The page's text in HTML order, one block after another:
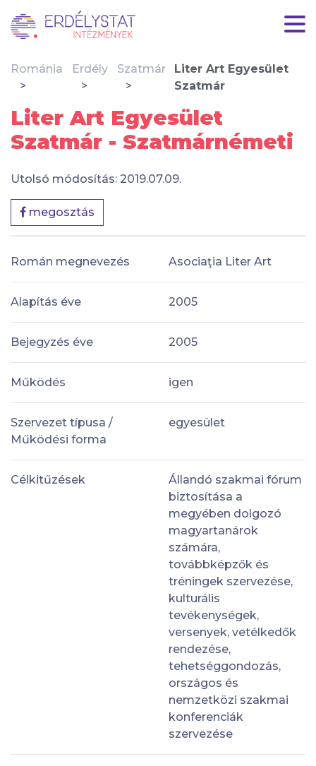
Románia Erdély Szatmár
Liter Art Egyesület
Szatmár
Liter Art Egyesület
Szatmár - Szatmárnémeti
Utolsó módosítás: 2019.07.09.
megosztás
Román megnevezés Asociaţia Liter Art
Alapítás éve 2005
Bejegyzés éve 2005
Működés igen
Szervezet típusa /
Működési forma
egyesület
Célkitűzések
Állandó szakmai fórum
biztosítása a
megyében dolgozó
magyartanárok
számára,
továbbképzők és
tréningek szervezése,
kulturális
tevékenységek,
versenyek, vetélkedők
rendezése,
tehetséggondozás,
országos és
nemzetközi szakmai
konferenciák
szervezése